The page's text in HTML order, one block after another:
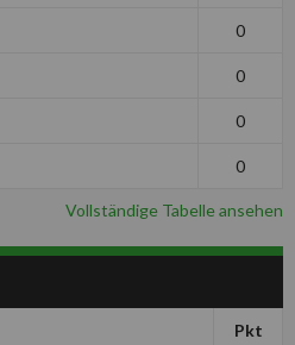
0
0
0
0
Vollständige Tabelle ansehen
Pkt